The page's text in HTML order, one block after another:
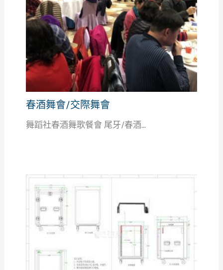
春酒舞會/交際舞會
舞蹈社春酒舞歌餐會 尾牙/春酒...